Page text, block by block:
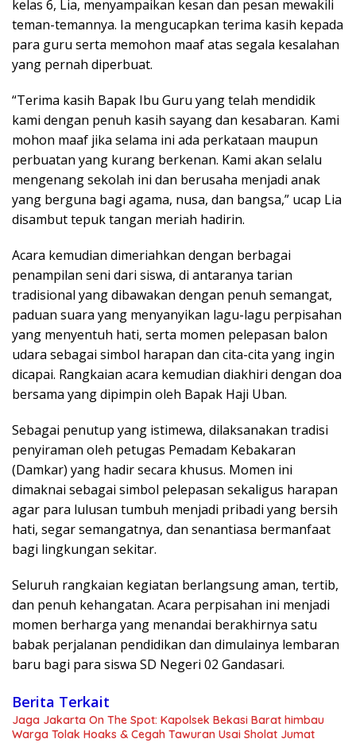
kelas 6, Lia, menyampaikan kesan dan pesan mewakili
teman-temannya. Ia mengucapkan terima kasih kepada
para guru serta memohon maaf atas segala kesalahan
yang pernah diperbuat.
“Terima kasih Bapak Ibu Guru yang telah mendidik
kami dengan penuh kasih sayang dan kesabaran. Kami
mohon maaf jika selama ini ada perkataan maupun
perbuatan yang kurang berkenan. Kami akan selalu
mengenang sekolah ini dan berusaha menjadi anak
yang berguna bagi agama, nusa, dan bangsa,” ucap Lia
disambut tepuk tangan meriah hadirin.
Acara kemudian dimeriahkan dengan berbagai
penampilan seni dari siswa, di antaranya tarian
tradisional yang dibawakan dengan penuh semangat,
paduan suara yang menyanyikan lagu-lagu perpisahan
yang menyentuh hati, serta momen pelepasan balon
udara sebagai simbol harapan dan cita-cita yang ingin
dicapai. Rangkaian acara kemudian diakhiri dengan doa
bersama yang dipimpin oleh Bapak Haji Uban.
Sebagai penutup yang istimewa, dilaksanakan tradisi
penyiraman oleh petugas Pemadam Kebakaran
(Damkar) yang hadir secara khusus. Momen ini
dimaknai sebagai simbol pelepasan sekaligus harapan
agar para lulusan tumbuh menjadi pribadi yang bersih
hati, segar semangatnya, dan senantiasa bermanfaat
bagi lingkungan sekitar.
Seluruh rangkaian kegiatan berlangsung aman, tertib,
dan penuh kehangatan. Acara perpisahan ini menjadi
momen berharga yang menandai berakhirnya satu
babak perjalanan pendidikan dan dimulainya lembaran
baru bagi para siswa SD Negeri 02 Gandasari.
Berita Terkait
Jaga Jakarta On The Spot: Kapolsek Bekasi Barat himbau
Warga Tolak Hoaks & Cegah Tawuran Usai Sholat Jumat